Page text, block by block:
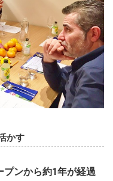
かす
ンから約1年が経過